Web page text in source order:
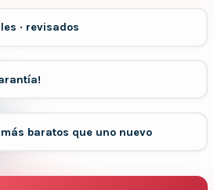
· revisados
baratos que uno nuevo